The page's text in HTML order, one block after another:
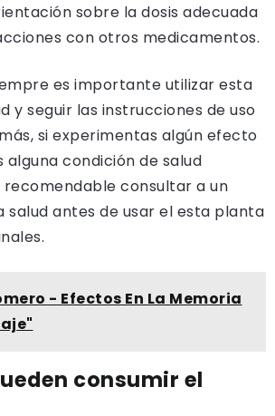
sobre la dosis adecuada
con otros medicamentos.
es importante utilizar esta
y seguir las instrucciones de uso
si experimentas algún efecto
alguna condición de salud
consultar a un
salud antes de usar el esta planta
- Efectos En La Memoria
consumir el